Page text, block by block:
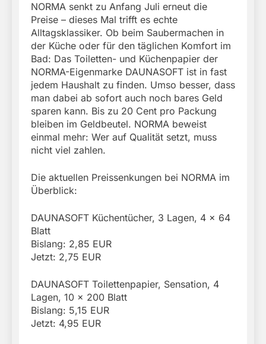
NORMA senkt zu Anfang Juli erneut die
Preise – dieses Mal trifft es echte
Alltagsklassiker. Ob beim Saubermachen in
der Küche oder für den täglichen Komfort im
Bad: Das Toiletten- und Küchenpapier der
NORMA-Eigenmarke DAUNASOFT ist in fast
jedem Haushalt zu finden. Umso besser, dass
man dabei ab sofort auch noch bares Geld
sparen kann. Bis zu 20 Cent pro Packung
bleiben im Geldbeutel. NORMA beweist
einmal mehr: Wer auf Qualität setzt, muss
nicht viel zahlen.
Die aktuellen Preissenkungen bei NORMA im
Überblick:
DAUNASOFT Küchentücher, 3 Lagen, 4 x 64
Blatt
Bislang: 2,85 EUR
Jetzt: 2,75 EUR
DAUNASOFT Toilettenpapier, Sensation, 4
Lagen, 10 x 200 Blatt
Bislang: 5,15 EUR
Jetzt: 4,95 EUR